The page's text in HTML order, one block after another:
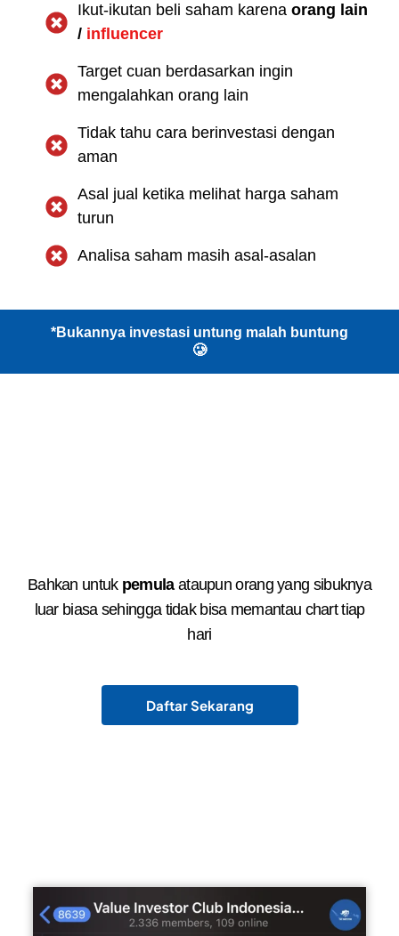
Ikut-ikutan beli saham karena orang lain
/ influencer
Target cuan berdasarkan ingin
mengalahkan orang lain
Tidak tahu cara berinvestasi dengan
aman
Asal jual ketika melihat harga saham
turun
Analisa saham masih asal-asalan
*Bukannya investasi untung malah buntung
🥲
Bahkan untuk pemulaataupun orang yang sibuknya
luar biasa sehingga tidak bisa memantau chart tiap
hari
Daftar Sekarang